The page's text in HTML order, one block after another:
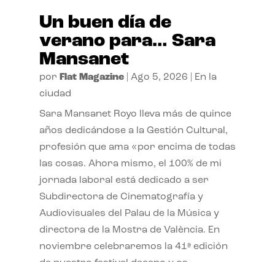
Un buen día de
verano para… Sara
Mansanet
por Flat Magazine| Ago 5, 2026
En la
ciudad
Sara Mansanet Royo lleva más de quince
años dedicándose a la Gestión Cultural,
profesión que ama «por encima de todas
las cosas. Ahora mismo, el 100% de mi
jornada laboral está dedicado a ser
Subdirectora de Cinematografía y
Audiovisuales del Palau de la Música y
directora de la Mostra de València. En
noviembre celebraremos la 41ª edición